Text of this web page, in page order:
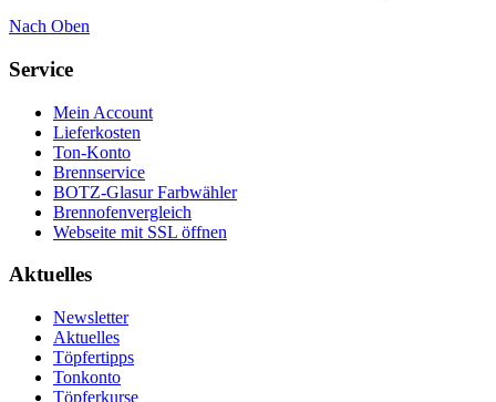
Nach Oben
Service
Mein Account
Lieferkosten
Ton-Konto
Brennservice
BOTZ-Glasur Farbwähler
Brennofenvergleich
Webseite mit SSL öffnen
Aktuelles
Newsletter
Aktuelles
Töpfertipps
Tonkonto
Töpferkurse